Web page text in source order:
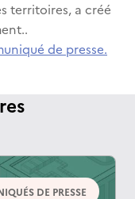
territoires, a créé
de presse.
DE PRESSE